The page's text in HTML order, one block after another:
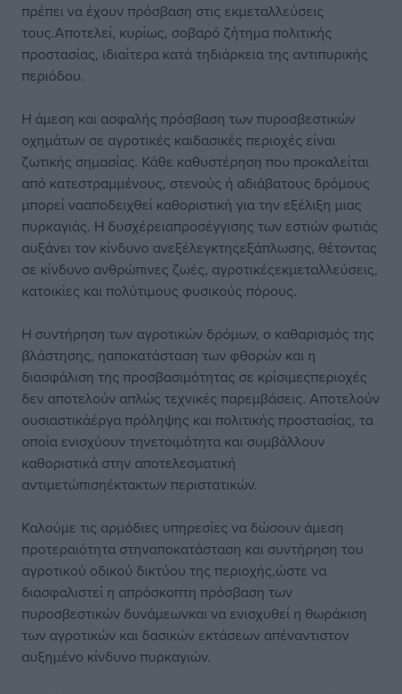
πρέπει να έχουν πρόσβαση στις εκμεταλλεύσεις
τους.Αποτελεί, κυρίως, σοβαρό ζήτημα πολιτικής
προστασίας, ιδιαίτερα κατά τηδιάρκεια της αντιπυρικής
περιόδου.
Η άμεση και ασφαλής πρόσβαση των πυροσβεστικών
οχημάτων σε αγροτικές καιδασικές περιοχές είναι
ζωτικής σημασίας. Κάθε καθυστέρηση που προκαλείται
από κατεστραμμένους, στενούς ή αδιάβατους δρόμους
μπορεί νααποδειχθεί καθοριστική για την εξέλιξη μιας
πυρκαγιάς. Η δυσχέρειαπροσέγγισης των εστιών φωτιάς
αυξάνει τον κίνδυνο ανεξέλεγκτηςεξάπλωσης, θέτοντας
σε κίνδυνο ανθρώπινες ζωές, αγροτικέςεκμεταλλεύσεις,
κατοικίες και πολύτιμους φυσικούς πόρους.
Η συντήρηση των αγροτικών δρόμων, ο καθαρισμός της
βλάστησης, ηαποκατάσταση των φθορών και η
διασφάλιση της προσβασιμότητας σε κρίσιμεςπεριοχές
δεν αποτελούν απλώς τεχνικές παρεμβάσεις. Αποτελούν
ουσιαστικάέργα πρόληψης και πολιτικής προστασίας, τα
οποία ενισχύουν τηνετοιμότητα και συμβάλλουν
καθοριστικά στην αποτελεσματική
αντιμετώπισηέκτακτων περιστατικών.
Καλούμε τις αρμόδιες υπηρεσίες να δώσουν άμεση
προτεραιότητα στηναποκατάσταση και συντήρηση του
αγροτικού οδικού δικτύου της περιοχής,ώστε να
διασφαλιστεί η απρόσκοπτη πρόσβαση των
πυροσβεστικών δυνάμεωνκαι να ενισχυθεί η θωράκιση
των αγροτικών και δασικών εκτάσεων απέναντιστον
αυξημένο κίνδυνο πυρκαγιών.